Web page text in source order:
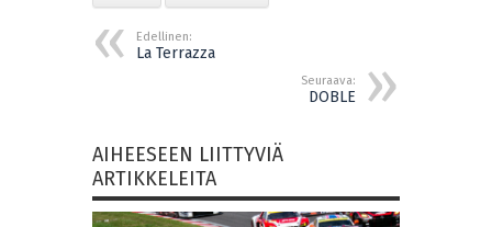
Edellinen:
La Terrazza
Seuraava:
DOBLE
AIHEESEEN LIITTYVIÄ
ARTIKKELEITA